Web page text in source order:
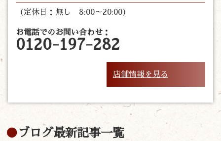
（定休日：無し 8:00～20:00）
お電話でのお問い合わせ：
0120-197-282
店舗情報を見る
ブログ最新記事一覧